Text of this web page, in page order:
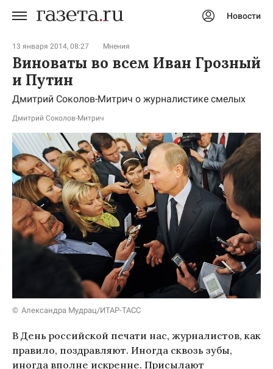
Новости
13 января 2014, 08:27 Мнения
Виноваты во всем Иван Грозный
и Путин
Дмитрий Соколов-Митрич о журналистике смелых
Дмитрий Соколов-Митрич
Александра Мудрац/ИТАР-ТАСС
В День российской печати нас, журналистов, как
правило, поздравляют. Иногда сквозь зубы,
иногда вполне искренне. Присылают